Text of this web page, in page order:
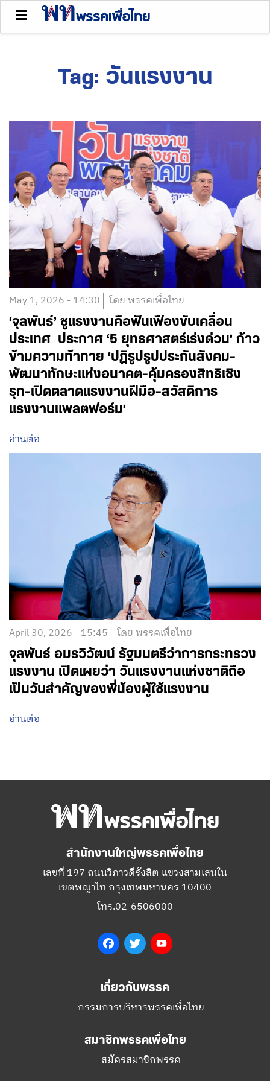
Tag: วันแรงงาน
May 1, 2026 - 14:30 โดย พรรคเพื่อไทย
‘จุลพันธ์’ ชูแรงงานคือฟันเฟืองขับเคลื่อน
ประเทศ ประกาศ ‘5 ยุทธศาสตร์เร่งด่วน’ ก้าว
ข้ามความท้าทาย ‘ปฏิรูปรูปประกันสังคม-
พัฒนาทักษะแห่งอนาคต-คุ้มครองสิทธิเชิง
รุก-เปิดตลาดแรงงานฝีมือ-สวัสดิการ
แรงงานแพลตฟอร์ม’
อ่านต่อ
April 30, 2026 - 15:45 โดย พรรคเพื่อไทย
จุลพันธ์ อมรวิวัฒน์ รัฐมนตรีว่าการกระทรวง
แรงงาน เปิดเผยว่า วันแรงงานแห่งชาติถือ
เป็นวันสำคัญของพี่น้องผู้ใช้แรงงาน
อ่านต่อ
สำนักงานใหญ่พรรคเพื่อไทย
เลขที่ 197 ถนนวิภาวดีรังสิต แขวงสามเสนใน
เขตพญาไท กรุงเทพมหานคร 10400
โทร.02-6506000
FacebookTwitter
เกี่ยวกับพรรค
กรรมการบริหารพรรคเพื่อไทย
สมาชิกพรรคเพื่อไทย
สมัครสมาชิกพรรค